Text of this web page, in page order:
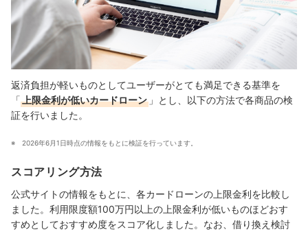
返済負担が軽いものとしてユーザーがとても満足できる基準を
「上限金利が低いカードローン 」とし、以下の方法で各商品の検
証を行いました。
2026年6月1日時点の情報をもとに検証を行っています。
スコアリング方法
公式サイトの情報をもとに、各カードローンの上限金利を比較し
ました。利用限度額100万円以上の上限金利が低いものほどおす
すめとしておすすめ度をスコア化しました。なお、借り換え検討